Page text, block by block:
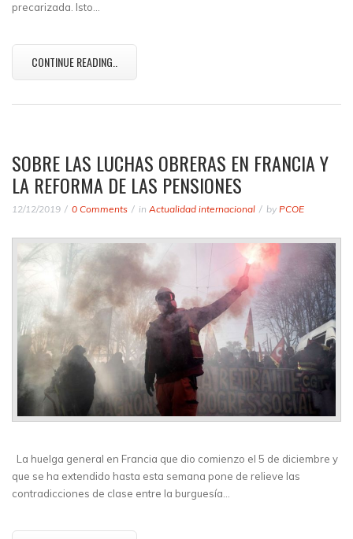
precarizada. Isto…
CONTINUE READING..
SOBRE LAS LUCHAS OBRERAS EN FRANCIA Y
LA REFORMA DE LAS PENSIONES
12/12/2019 0 Comments in Actualidad internacional by PCOE
La huelga general en Francia que dio comienzo el 5 de diciembre y
que se ha extendido hasta esta semana pone de relieve las
contradicciones de clase entre la burguesía…